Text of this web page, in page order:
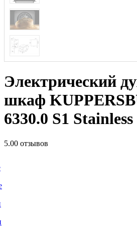
Электрический
шкаф
6330.0 S1 Stainless
5.00 отзывов